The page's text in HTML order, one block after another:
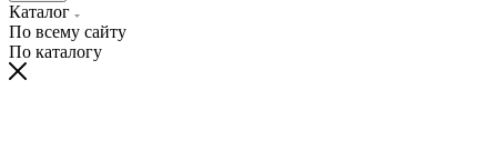
Каталог
По всему сайту
По каталогу